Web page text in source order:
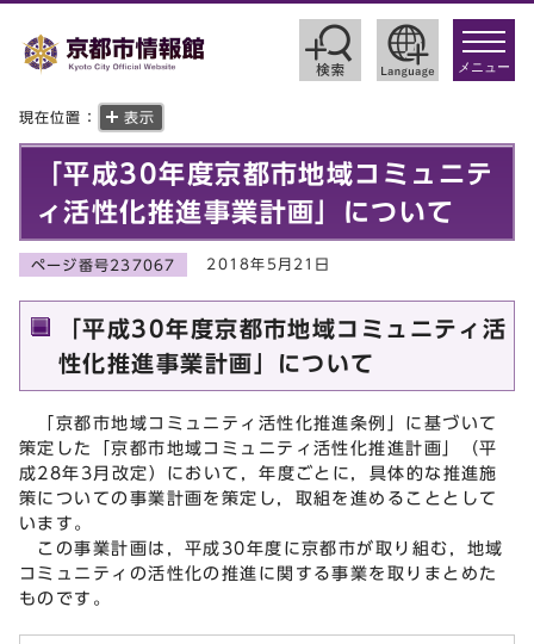
toggle
メニュー
現在位置： 表示
「平成30年度京都市地域コミュニテ
ィ活性化推進事業計画」について
ページ番号237067 2018年5月21日
「平成30年度京都市地域コミュニティ活
性化推進事業計画」について
「京都市地域コミュニティ活性化推進条例」に基づいて
策定した「京都市地域コミュニティ活性化推進計画」（平
成28年3月改定）において，年度ごとに，具体的な推進施
策についての事業計画を策定し，取組を進めることとして
います。
この事業計画は，平成30年度に京都市が取り組む，地域
コミュニティの活性化の推進に関する事業を取りまとめた
ものです。